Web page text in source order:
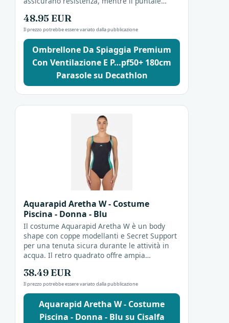
48.95 EUR
Il prezzo potrebbe essere variato dalla pubblicazione
Ombrellone Da Spiaggia Premium
Con Ventilazione E P…pf50+ 180cm
Parasole su Decathlon
Aquarapid Aretha W - Costume
Piscina - Donna - Blu
Il costume Aquarapid Aretha W è un body
shape con coppe modellanti e Secret Support
per una tenuta sicura durante le attività in
acqua. Il retro quadrato offre ampia
e fianchi....
38.49 EUR
Il prezzo potrebbe essere variato dalla pubblicazione
Aquarapid Aretha W - Costume
Piscina - Donna - Blu su Cisalfa